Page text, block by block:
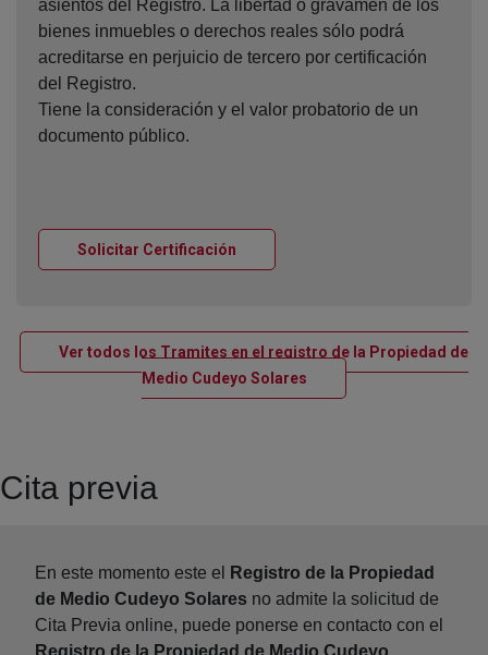
asientos del Registro. La libertad o gravamen de los
bienes inmuebles o derechos reales sólo podrá
acreditarse en perjuicio de tercero por certificación
del Registro.
Tiene la consideración y el valor probatorio de un
documento público.
Solicitar Certificación
Ver todos los Tramites en el registro de la Propiedad de
Medio Cudeyo Solares Ventana nueva
Cita previa
En este momento este el
Registro de la Propiedad
de Medio Cudeyo Solares no admite la solicitud de
Cita Previa online, puede ponerse en contacto con el